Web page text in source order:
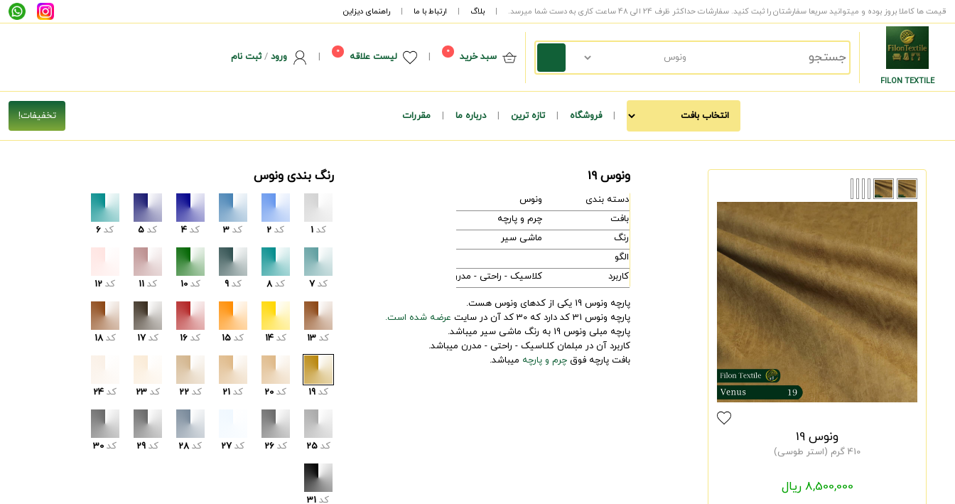
قیمت ها کاملا بروز بوده و میتوانید سریعا سفارشتان را ثبت کنید. سفارشات حداکثر ظرف 24 الی 48 ساعت کاری به دست شما میرسد. | بلاگ | ارتباط با ما | راهنمای دیزاین
FILON TEXTILE
سبد خرید 0
| لیست علاقه 0
| ورود/ثبت نام
| فروشگاه | تازه ترین | درباره ما | مقررات
ونوس 19
410 گرم (استر طوسی)
8,500,000 ریال
ونوس 19
دسته بندی
ونوس
بافت
چرم و پارچه
رنگ
ماشی سیر
الگو
کاربرد
کلاسیک - راحتی - مدرن
پارچه ونوس 19 یکی از کدهای ونوس هست.
پارچه ونوس 31 کد دارد که 30 کد آن در سایت
عرضه شده است.
پارچه مبلی ونوس 19 به رنگ ماشی سیر میباشد.
کاربرد آن در مبلمان کلـاسیک - راحتی - مدرن میباشد.
بافت پارچه فوقچرم و پارچه میباشد.
رنگ بندی ونوس
کد 1 کد 2 کد 3 کد 4 کد 5 کد 6
کد 7 کد 8 کد 9 کد 10 کد 11 کد 12
کد 13 کد 14 کد 15 کد 16 کد 17 کد 18
کد 19 کد 20 کد 21 کد 22 کد 23 کد 24
کد 25 کد 26 کد 27 کد 28 کد 29 کد 30
کد 31